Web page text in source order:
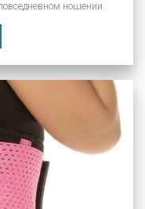
ношении.